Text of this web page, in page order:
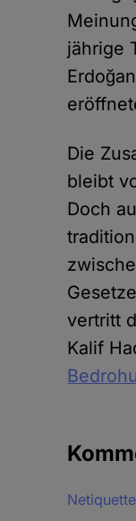
jährige
Die
bleibt
Doch
vertritt
Kalif